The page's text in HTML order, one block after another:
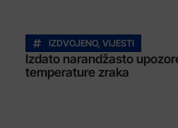
IZDVOJENO, VIJESTI
Izdato narandžasto
temperature zraka